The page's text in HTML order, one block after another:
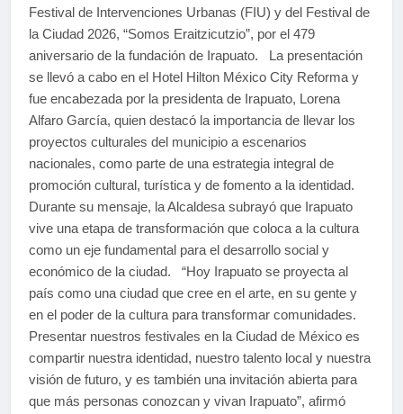
Festival de Intervenciones Urbanas (FIU) y del Festival de
la Ciudad 2026, “Somos Eraitzicutzio”, por el 479
aniversario de la fundación de Irapuato. La presentación
se llevó a cabo en el Hotel Hilton México City Reforma y
fue encabezada por la presidenta de Irapuato, Lorena
Alfaro García, quien destacó la importancia de llevar los
proyectos culturales del municipio a escenarios
nacionales, como parte de una estrategia integral de
promoción cultural, turística y de fomento a la identidad.
Durante su mensaje, la Alcaldesa subrayó que Irapuato
vive una etapa de transformación que coloca a la cultura
como un eje fundamental para el desarrollo social y
económico de la ciudad. “Hoy Irapuato se proyecta al
país como una ciudad que cree en el arte, en su gente y
en el poder de la cultura para transformar comunidades.
Presentar nuestros festivales en la Ciudad de México es
compartir nuestra identidad, nuestro talento local y nuestra
visión de futuro, y es también una invitación abierta para
que más personas conozcan y vivan Irapuato”, afirmó